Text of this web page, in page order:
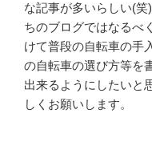
な記事が多いらしい(
ちのブログではなるべ
けて普段の自転車の手
の自転車の選び方等を
出来るようにしたいと
しくお願いします。